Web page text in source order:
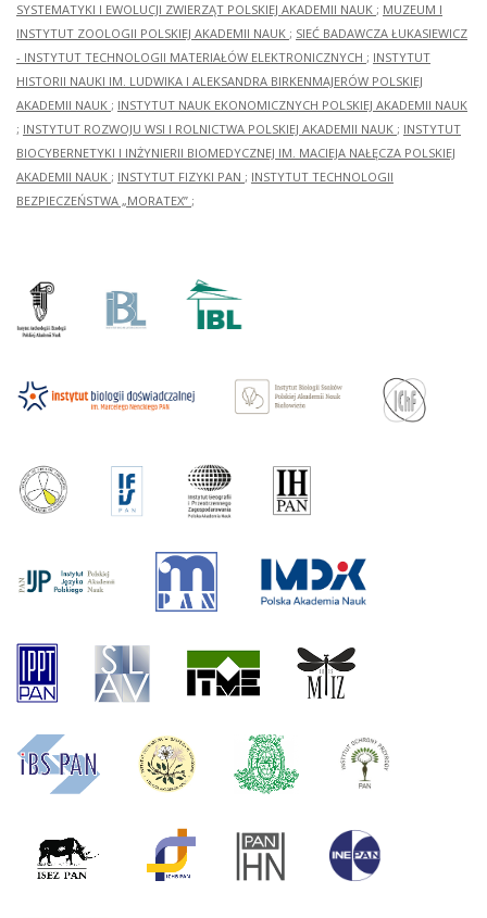
SYSTEMATYKI I EWOLUCJI ZWIERZĄT POLSKIEJ AKADEMII NAUK ; MUZEUM I
INSTYTUT ZOOLOGII POLSKIEJ AKADEMII NAUK ; SIEĆ BADAWCZA ŁUKASIEWICZ
- INSTYTUT TECHNOLOGII MATERIAŁÓW ELEKTRONICZNYCH ; INSTYTUT
HISTORII NAUKI IM. LUDWIKA I ALEKSANDRA BIRKENMAJERÓW POLSKIEJ
AKADEMII NAUK ; INSTYTUT NAUK EKONOMICZNYCH POLSKIEJ AKADEMII NAUK
; INSTYTUT ROZWOJU WSI I ROLNICTWA POLSKIEJ AKADEMII NAUK ; INSTYTUT
BIOCYBERNETYKI I INŻYNIERII BIOMEDYCZNEJ IM. MACIEJA NAŁĘCZA POLSKIEJ
AKADEMII NAUK ; INSTYTUT FIZYKI PAN ; INSTYTUT TECHNOLOGII
BEZPIECZEŃSTWA „MORATEX” ;